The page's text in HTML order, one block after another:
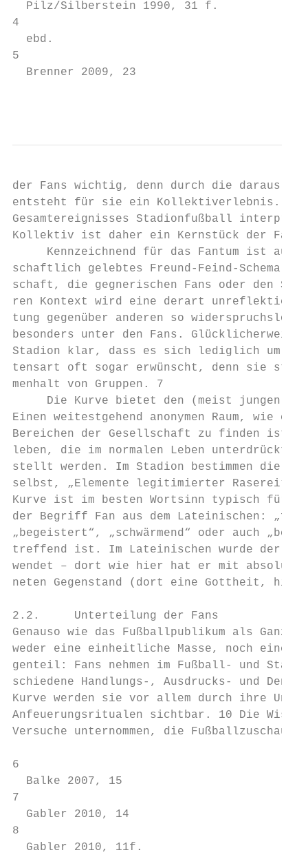
  Pilz/Silberstein 1990, 31 f.
4
  ebd.
5
  Brenner 2009, 23
der Fans wichtig, denn durch die daraus
entsteht für sie ein Kollektiverlebnis.
Gesamtereignisses Stadionfußball
Kollektiv ist daher ein Kernstück der
Kennzeichnend für das Fantum ist
schaftlich gelebtes Freund‐Feind‐Schema.
schaft, die gegnerischen Fans oder den
ren Kontext wird eine derart
tung gegenüber anderen so
besonders unter den Fans.
Stadion klar, dass es sich lediglich um
tensart oft sogar erwünscht, denn sie
menhalt von Gruppen. 7
Die Kurve bietet den (meist jungen)
Einen weitestgehend anonymen Raum, wie
Bereichen der Gesellschaft zu finden ist.
leben, die im normalen Leben unterdrückt,
stellt werden. Im Stadion bestimmen die
selbst, „Elemente legitimierter Raserei“
Kurve ist im besten Wortsinn typisch für
der Begriff Fan aus dem Lateinischen:
„begeistert“, „schwärmend“ oder auch
treffend ist. Im Lateinischen wurde der
wendet – dort wie hier hat er mit absoluter
neten Gegenstand (dort eine Gottheit,
2.2.     Unterteilung der Fans
Genauso wie das Fußballpublikum als
weder eine einheitliche Masse, noch eine
genteil: Fans nehmen im Fußball‐ und
schiedene Handlungs‐, Ausdrucks‐ und
Kurve werden sie vor allem durch ihre
Anfeuerungsritualen sichtbar. 10 Die
Versuche unternommen, die
6
  Balke 2007, 15
7
  Gabler 2010, 14
8
  Gabler 2010, 11f.